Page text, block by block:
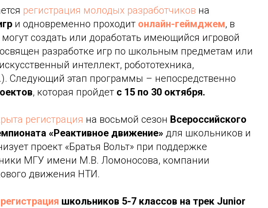
регистрация молодых разработчиков на
и одновременно проходит онлайн-геймджем, в
могут создать или доработать имеющийся игровой
разработке игр по школьным предметам или
интеллект, робототехника,
Следующий этап программы – непосредственно
, которая пройдет с 15 по 30 октября.
регистрация на восьмой сезон Всероссийского
«Реактивное движение» для школьников и
проект «Братья Вольт» при поддержке
МГУ имени М.В. Ломоносова, компании
движения НТИ.
регистрация школьников 5-7 классов на трек Junior